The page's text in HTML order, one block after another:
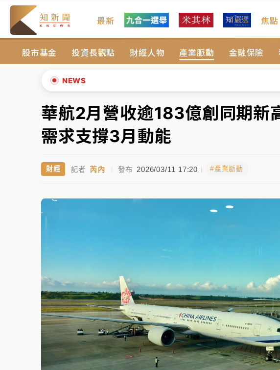
最新 焦點
股市基金 投資長觀點 財經人物 產業脈動 金融保險
NEWS
台積電殺35元、台股跌近300點 被動元件、低軌衛星及載板
中信慈善基金會想增加董事人數！辜仲諒向法院聲請遭駁 理由
故宮《龍藏經》特展第2檔！今線上預約開賣一度塞車 周六
台東農業處長涉圖利渡假村！東檢抗告成功 今重開羈押庭
女律師陳昱瑄詐慈濟10億！黃金158kg遭查扣畫面曝光
故宮《龍藏經》特展第2檔！今線上預約開賣一度塞車 周六
父親節泡湯了！中颱白海豚雨彈轟3天 「紅到發紫」降雨熱
▲
▼
華航2月營收逾183億創同期
需求支撐3月動能
財經 記者 芮內 | 發布 2026/03/11 17:20 #產業脈動